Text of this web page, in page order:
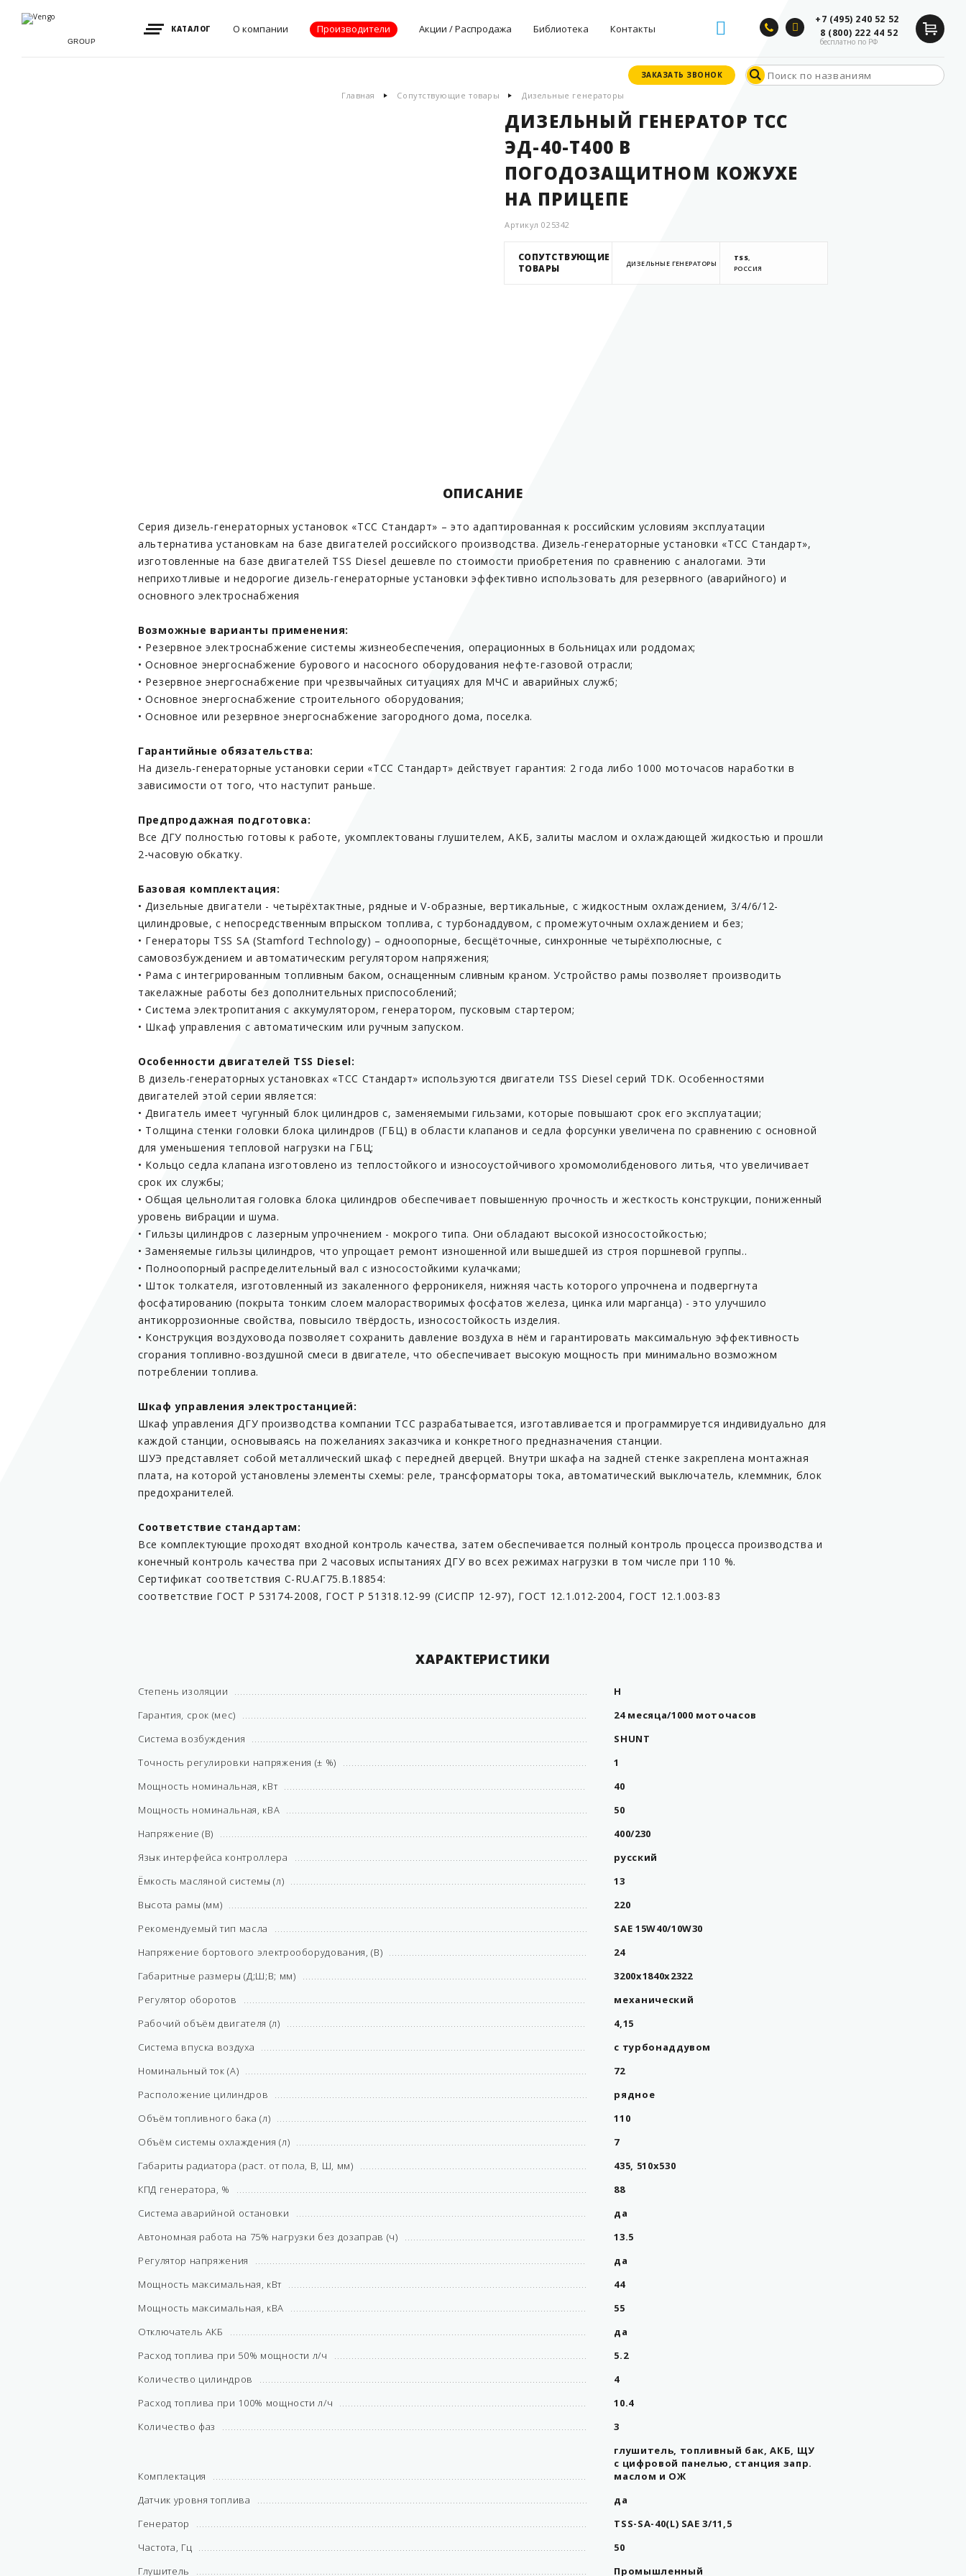
GROUP
КАТАЛОГ О компании Производители Акции / Распродажа Библиотека
Документы
Опросные листы
Статьи
Дилерские
сертификаты
Контакты
+7 (495) 240 52 52
8 (800) 222 44 52
бесплатно по РФ
ЗАКАЗАТЬ ЗВОНОК
ЗАКАЗАТЬ ЗВОНОК
Главная Сопутствующие товары Дизельные генераторы
ДИЗЕЛЬНЫЙ ГЕНЕРАТОР ТСС
ЭД-40-Т400 В
ПОГОДОЗАЩИТНОМ КОЖУХЕ
НА ПРИЦЕПЕ
Артикул 025342
СОПУТСТВУЮЩИЕ
ТОВАРЫ
ДИЗЕЛЬНЫЕ ГЕНЕРАТОРЫ
TSS,
РОССИЯ
ОПИСАНИЕ
Серия дизель-генераторных установок «ТСС Стандарт» – это адаптированная к российским условиям эксплуатации
альтернатива установкам на базе двигателей российского производства. Дизель-генераторные установки «ТСС Стандарт»,
изготовленные на базе двигателей TSS Diesel дешевле по стоимости приобретения по сравнению с аналогами. Эти
неприхотливые и недорогие дизель-генераторные установки эффективно использовать для резервного (аварийного) и
основного электроснабжения
Возможные варианты применения:
• Резервное электроснабжение системы жизнеобеспечения, операционных в больницах или роддомах;
• Основное энергоснабжение бурового и насосного оборудования нефте-газовой отрасли;
• Резервное энергоснабжение при чрезвычайных ситуациях для МЧС и аварийных служб;
• Основное энергоснабжение строительного оборудования;
• Основное или резервное энергоснабжение загородного дома, поселка.
Гарантийные обязательства:
На дизель-генераторные установки серии «ТСС Стандарт» действует гарантия: 2 года либо 1000 моточасов наработки в
зависимости от того, что наступит раньше.
Предпродажная подготовка:
Все ДГУ полностью готовы к работе, укомплектованы глушителем, АКБ, залиты маслом и охлаждающей жидкостью и прошли
2-часовую обкатку.
Базовая комплектация:
• Дизельные двигатели - четырёхтактные, рядные и V-образные, вертикальные, с жидкостным охлаждением, 3/4/6/12-
цилиндровые, с непосредственным впрыском топлива, с турбонаддувом, с промежуточным охлаждением и без;
• Генераторы TSS SA (Stamford Technology) – одноопорные, бесщёточные, синхронные четырёхполюсные, с
самовозбуждением и автоматическим регулятором напряжения;
• Рама с интегрированным топливным баком, оснащенным сливным краном. Устройство рамы позволяет производить
такелажные работы без дополнительных приспособлений;
• Система электропитания с аккумулятором, генератором, пусковым стартером;
• Шкаф управления с автоматическим или ручным запуском.
Особенности двигателей TSS Diesel:
В дизель-генераторных установках «ТСС Стандарт» используются двигатели TSS Diesel серий TDK. Особенностями
двигателей этой серии является:
• Двигатель имеет чугунный блок цилиндров с, заменяемыми гильзами, которые повышают срок его эксплуатации;
• Толщина стенки головки блока цилиндров (ГБЦ) в области клапанов и седла форсунки увеличена по сравнению с основной
для уменьшения тепловой нагрузки на ГБЦ;
• Кольцо седла клапана изготовлено из теплостойкого и износоустойчивого хромомолибденового литья, что увеличивает
срок их службы;
• Общая цельнолитая головка блока цилиндров обеспечивает повышенную прочность и жесткость конструкции, пониженный
уровень вибрации и шума.
• Гильзы цилиндров с лазерным упрочнением - мокрого типа. Они обладают высокой износостойкостью;
• Заменяемые гильзы цилиндров, что упрощает ремонт изношенной или вышедшей из строя поршневой группы..
• Полноопорный распределительный вал с износостойкими кулачками;
• Шток толкателя, изготовленный из закаленного ферроникеля, нижняя часть которого упрочнена и подвергнута
фосфатированию (покрыта тонким слоем малорастворимых фосфатов железа, цинка или марганца) - это улучшило
антикоррозионные свойства, повысило твёрдость, износостойкость изделия.
• Конструкция воздуховода позволяет сохранить давление воздуха в нём и гарантировать максимальную эффективность
сгорания топливно-воздушной смеси в двигателе, что обеспечивает высокую мощность при минимально возможном
потреблении топлива.
Шкаф управления электростанцией:
Шкаф управления ДГУ производства компании ТСС разрабатывается, изготавливается и программируется индивидуально для
каждой станции, основываясь на пожеланиях заказчика и конкретного предназначения станции.
ШУЭ представляет собой металлический шкаф с передней дверцей. Внутри шкафа на задней стенке закреплена монтажная
плата, на которой установлены элементы схемы: реле, трансформаторы тока, автоматический выключатель, клеммник, блок
предохранителей.
Соответствие стандартам:
Все комплектующие проходят входной контроль качества, затем обеспечивается полный контроль процесса производства и
конечный контроль качества при 2 часовых испытаниях ДГУ во всех режимах нагрузки в том числе при 110 %.
Сертификат соответствия C-RU.АГ75.B.18854:
соответствие ГОСТ Р 53174-2008, ГОСТ Р 51318.12-99 (СИСПР 12-97), ГОСТ 12.1.012-2004, ГОСТ 12.1.003-83
ХАРАКТЕРИСТИКИ
Степень изоляции
H
Гарантия, срок (мес)
24 месяца/1000 моточасов
Система возбуждения
SHUNT
Точность регулировки напряжения (± %)
1
Мощность номинальная, кВт
40
Мощность номинальная, кВА
50
Напряжение (В)
400/230
Язык интерфейса контроллера
русский
Ёмкость масляной системы (л)
13
Высота рамы (мм)
220
Рекомендуемый тип масла
SAE 15W40/10W30
Напряжение бортового электрооборудования, (В)
24
Габаритные размеры (Д;Ш;В; мм)
3200x1840x2322
Регулятор оборотов
механический
Рабочий объём двигателя (л)
4,15
Система впуска воздуха
с турбонаддувом
Номинальный ток (А)
72
Расположение цилиндров
рядное
Объём топливного бака (л)
110
Объём системы охлаждения (л)
7
Габариты радиатора (раст. от пола, В, Ш, мм)
435, 510х530
КПД генератора, %
88
Система аварийной остановки
да
Автономная работа на 75% нагрузки без дозаправ (ч)
13.5
Регулятор напряжения
да
Мощность максимальная, кВт
44
Мощность максимальная, кВА
55
Отключатель АКБ
да
Расход топлива при 50% мощности л/ч
5.2
Количество цилиндров
4
Расход топлива при 100% мощности л/ч
10.4
Количество фаз
3
Комплектация
глушитель, топливный бак, АКБ, ЩУ
с цифровой панелью, станция запр.
маслом и ОЖ
Датчик уровня топлива
да
Генератор
TSS-SA-40(L) SAE 3/11,5
Частота, Гц
50
Глушитель
Промышленный